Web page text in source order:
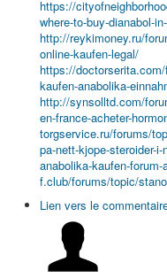
https://
where-to-buy-dianabol-
http://reykimoney.ru/
online-kaufen-legal/
https://
kaufen-anabolika-
http://synsolltd.com/
en-france-acheter-
torgservice.ru/forums/
pa-nett-kjope-steroider-i-
anabolika-kaufen-
f.club/forums/topic/
Lien vers le